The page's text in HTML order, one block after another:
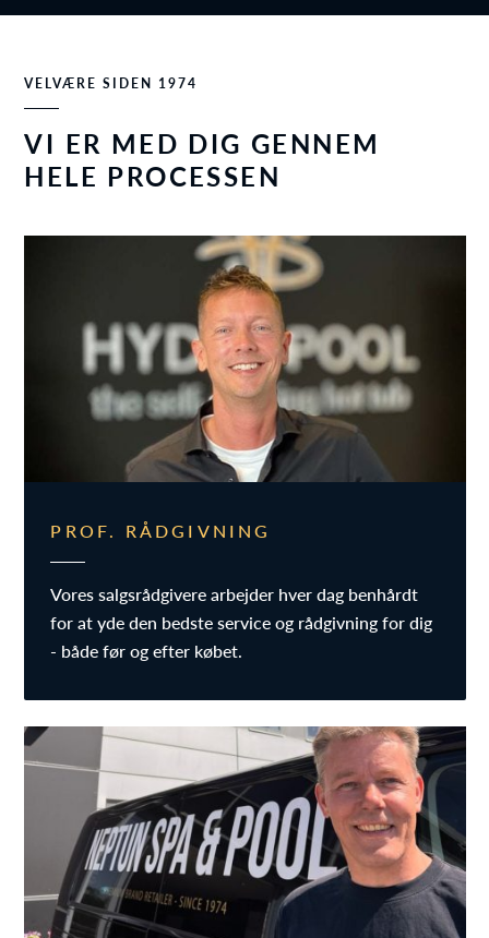
VELVÆRE SIDEN 1974
VI ER MED DIG GENNEM
HELE PROCESSEN
PROF. RÅDGIVNING
Vores salgsrådgivere arbejder hver dag benhårdt
for at yde den bedste service og rådgivning for dig
- både før og efter købet.